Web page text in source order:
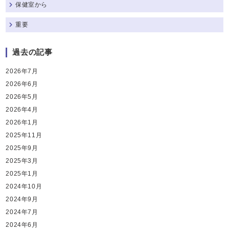
保健室から
重要
過去の記事
2026年7月
2026年6月
2026年5月
2026年4月
2026年1月
2025年11月
2025年9月
2025年3月
2025年1月
2024年10月
2024年9月
2024年7月
2024年6月